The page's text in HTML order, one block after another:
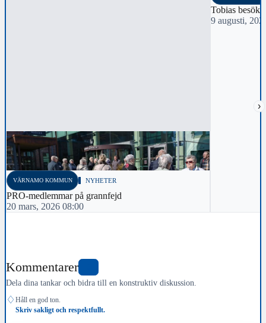
›
VÄRNAMO KOMMUN NYHETER
PRO-medlemmar på grannfejd
20 mars, 2026 08:00
Tobias
9 augusti,
Kommentarer
Dela dina tankar och bidra till en konstruktiv diskussion.
♢ Håll en god ton.
Skriv sakligt och respektfullt.